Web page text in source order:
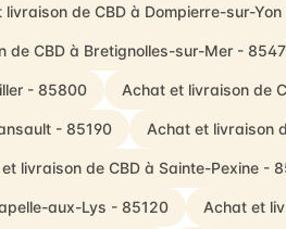
livraison de CBD à Dompierre-sur-
de CBD à Bretignolles-sur-Mer -
- 85800 Achat et livraison de
- 85190 Achat et livraison
livraison de CBD à Sainte-Pexine -
aux-Lys - 85120 Achat et